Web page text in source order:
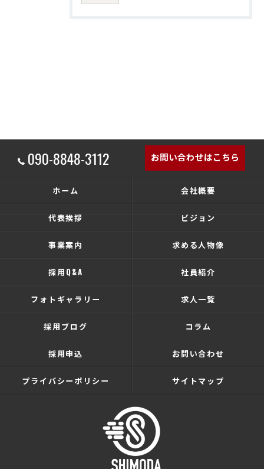
090-8848-3112 お問い合わせはこちら
ホーム 会社概要
代表挨拶 ビジョン
事業案内 求める人物像
採用Q&A 社員紹介
フォトギャラリー 求人一覧
採用ブログ コラム
採用申込 お問い合わせ
プライバシーポリシー サイトマップ